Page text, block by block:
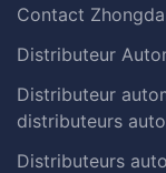
Contact
Distributeur
Distributeur
distributeurs
Distributeurs